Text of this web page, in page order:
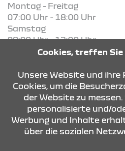
Montag - Freitag
07:00 Uhr - 18:00 Uhr
Samstag
08:00 Uhr - 12:00 Uhr
KONTAKT & ANFAHRT
ÖFFNUNGSZEITEN
Cookies, treffen Sie
Unsere Website und ihre
Cookies, um die
der Website zu
personalisierte und/
Werbung und Inhalte
über die sozialen